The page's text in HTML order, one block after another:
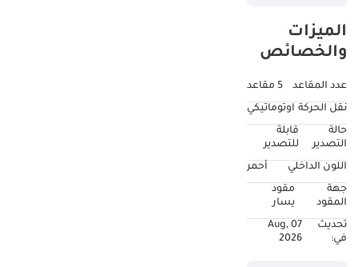
(BPS) هي سيارات
BMW مستعملة
12 شهرًا على الأقل
ورصيد عقد الصيانة +
شامل + عرض تمويل
فردي + عرض
خدمة المساعدة على
الميزات
والخصائص
عدد المقاعد
5 مقاعد
نقل الحركة اوتوماتيكي
حالة
التصدير
قابلة
للتصدير
اللون الداخلي
أحمر
جهة
المقود
مقود
يسار
تحديث
في:
07 Aug,
2026